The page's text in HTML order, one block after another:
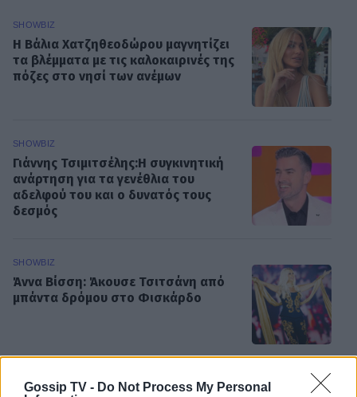
Gossip TV - Do Not Process My Personal
SHOWBIZ
Η Βάλια Χατζηθεοδώρου μαγνητίζει
τα βλέμματα με τις καλοκαιρινές της
πόζες στο νησί των ανέμων
SHOWBIZ
Γιάννης Τσιμιτσέλης:Η συγκινητική
ανάρτηση για τα γενέθλια του
αδελφού του και ο δυνατός τους
δεσμός
SHOWBIZ
Άννα Βίσση: Άκουσε Τσιτσάνη από
μπάντα δρόμου στο Φισκάρδο
SHOWBIZ